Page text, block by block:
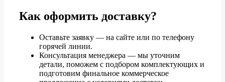
Как оформить доставку?
Оставьте заявку — на сайте или по телефону
горячей линии.
Консультация менеджера — мы уточним
детали, поможем с подбором комплектующих и
подготовим финальное коммерческое